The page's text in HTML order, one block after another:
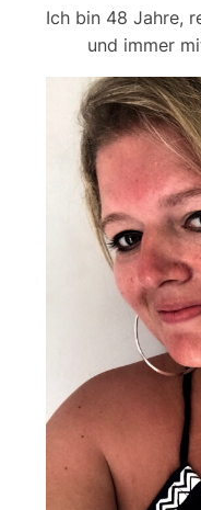
Ich bin 48 Jahre,
und immer